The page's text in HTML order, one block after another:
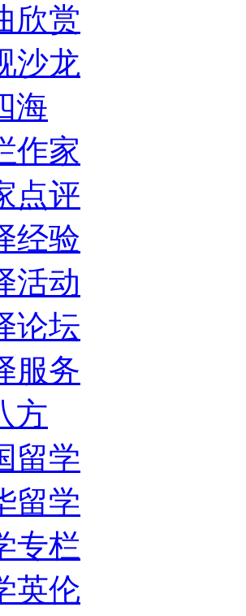
欣赏
沙龙
海
作家
点评
经验
活动
论坛
服务
方
留学
留学
专栏
英伦